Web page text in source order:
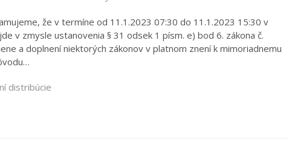
že v termíne od 11.1.2023 07:30 do 11.1.2023 15:30 v
v zmysle ustanovenia § 31 odsek 1 písm. e) bod 6. zákona č.
a doplnení niektorých zákonov v platnom znení k mimoriadnemu
distribúcie